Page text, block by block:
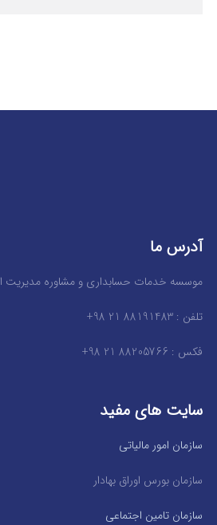
آدرس ما
موسسه خدمات حسابداری و مشاوره مدیریت
تلفن : 88191483 21 98+
فکس : 88205766 21 98+
سایت های مفید
سازمان امور مالیاتی
سازمان بورس اوراق بهادار
سازمان تامین اجتماعی